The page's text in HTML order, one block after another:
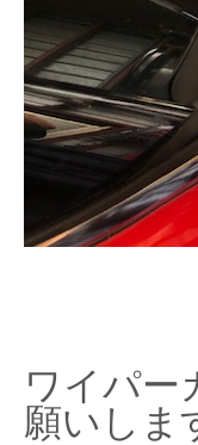
ワイパー
願いしま